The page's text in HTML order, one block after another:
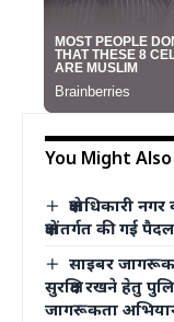
You Might
क्षेत्राधिकारी
क्षेत्रांतर्गत की गई
साइबर
सुरक्षित रखने हेतु
जागरूकता